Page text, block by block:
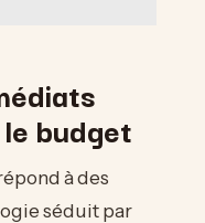
budget
à des
séduit par